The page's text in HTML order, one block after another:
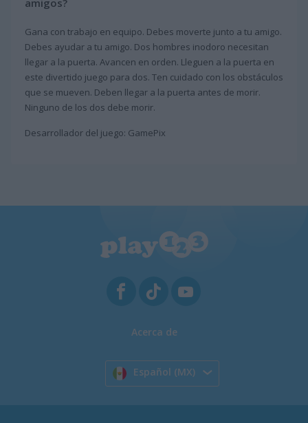
Gana con trabajo en equipo. Debes moverte junto a tu amigo.
Debes ayudar a tu amigo. Dos hombres inodoro necesitan
llegar a la puerta. Avancen en orden. Lleguen a la puerta en
este divertido juego para dos. Ten cuidado con los obstáculos
que se mueven. Deben llegar a la puerta antes de morir.
Ninguno de los dos debe morir.
Desarrollador del juego: GamePix
Acerca de
Español (MX)